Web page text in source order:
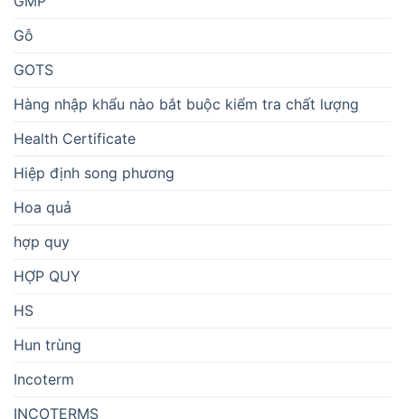
Gỗ
GOTS
Hàng nhập khẩu nào bắt buộc kiểm tra chất lượng
Health Certificate
Hiệp định song phương
Hoa quả
hợp quy
HỢP QUY
HS
Hun trùng
Incoterm
INCOTERMS